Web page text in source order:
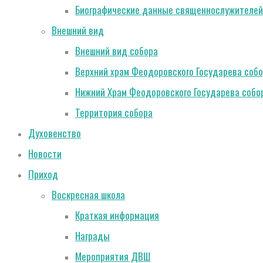
Биографические данные
Внешний вид
Внешний вид собора
Верхний храм Феодоровского Государева
Нижний Храм Феодоровского Государева
Территория собора
Духовенство
Новости
Приход
Воскресная школа
Краткая информация
Награды
Мероприятия ДВШ